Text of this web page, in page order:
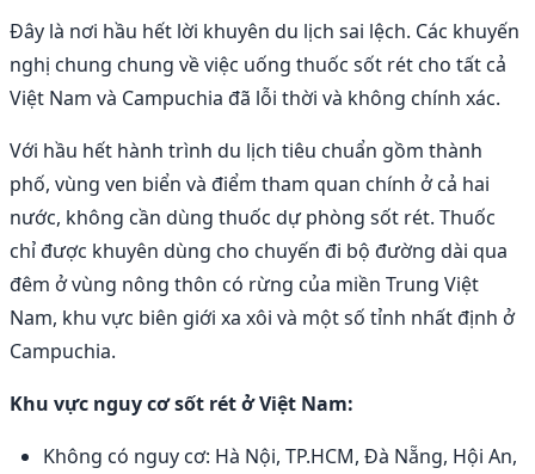
Đây là nơi hầu hết lời khuyên du lịch sai lệch. Các khuyến
nghị chung chung về việc uống thuốc sốt rét cho tất cả
Việt Nam và Campuchia đã lỗi thời và không chính xác.
Với hầu hết hành trình du lịch tiêu chuẩn gồm thành
phố, vùng ven biển và điểm tham quan chính ở cả hai
nước, không cần dùng thuốc dự phòng sốt rét. Thuốc
chỉ được khuyên dùng cho chuyến đi bộ đường dài qua
đêm ở vùng nông thôn có rừng của miền Trung Việt
Nam, khu vực biên giới xa xôi và một số tỉnh nhất định ở
Campuchia.
Khu vực nguy cơ sốt rét ở Việt Nam:
Không có nguy cơ: Hà Nội, TP.HCM, Đà Nẵng, Hội An,